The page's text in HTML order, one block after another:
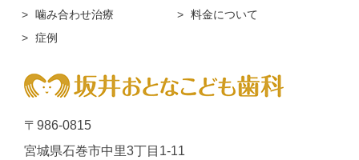
噛み合わせ治療
料金について
症例
〒986-0815
宮城県石巻市中里3丁目1-11